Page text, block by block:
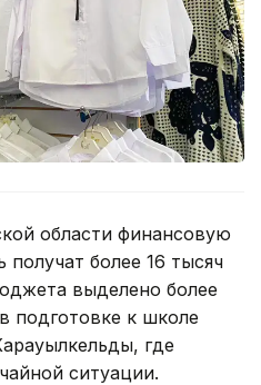
области финансовую
более 16 тысяч
выделено более
подготовке к школе
где
ситуации.